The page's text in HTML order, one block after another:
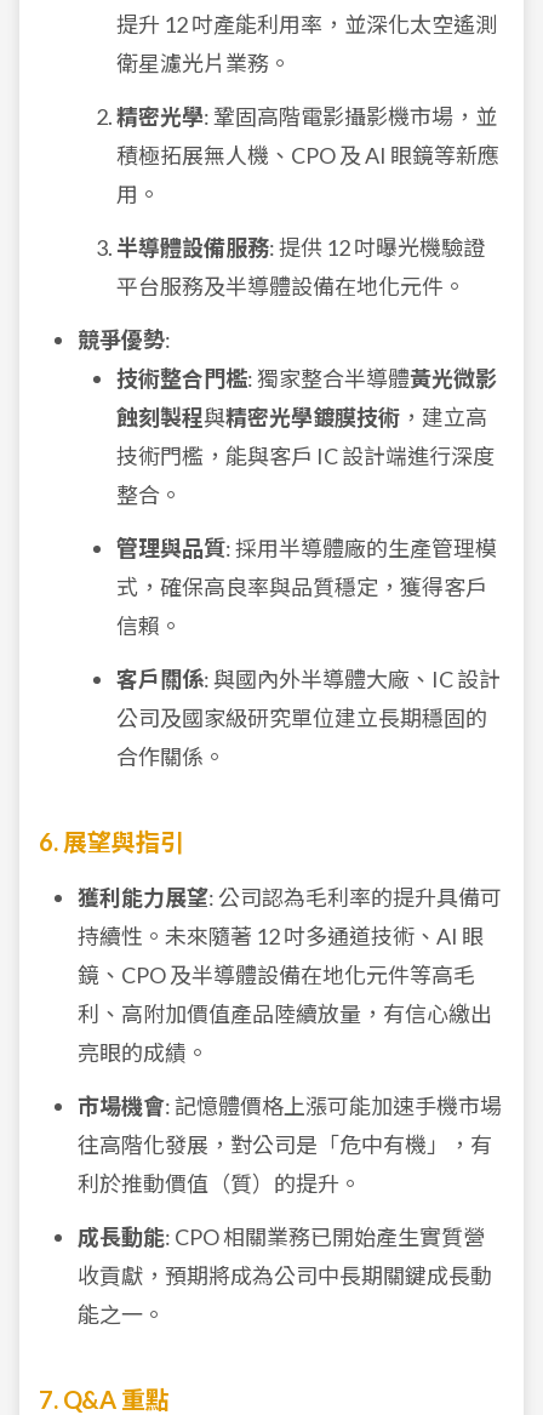
提升 12 吋產能利用率，並深化太空遙測
衛星濾光片業務。
精密光學: 鞏固高階電影攝影機市場，並
積極拓展無人機、CPO 及 AI 眼鏡等新應
用。
半導體設備服務: 提供 12 吋曝光機驗證
平台服務及半導體設備在地化元件。
競爭優勢:
技術整合門檻: 獨家整合半導體黃光微影
蝕刻製程與精密光學鍍膜技術 ，建立高
技術門檻，能與客戶 IC 設計端進行深度
整合。
管理與品質: 採用半導體廠的生產管理模
式，確保高良率與品質穩定，獲得客戶
信賴。
客戶關係: 與國內外半導體大廠、IC 設計
公司及國家級研究單位建立長期穩固的
合作關係。
6. 展望與指引
獲利能力展望: 公司認為毛利率的提升具備可
持續性。未來隨著 12 吋多通道技術、AI 眼
鏡、CPO 及半導體設備在地化元件等高毛
利、高附加價值產品陸續放量，有信心繳出
亮眼的成績。
市場機會: 記憶體價格上漲可能加速手機市場
往高階化發展，對公司是「危中有機」，有
利於推動價值（質）的提升。
成長動能: CPO 相關業務已開始產生實質營
收貢獻，預期將成為公司中長期關鍵成長動
能之一。
7. Q&A 重點